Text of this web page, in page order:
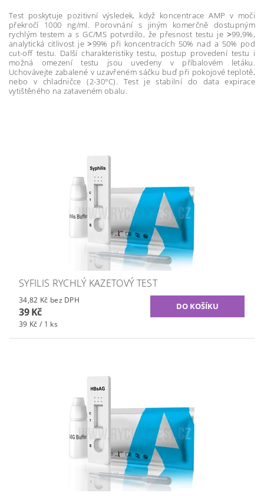
Test poskytuje pozitivní výsledek, když koncentrace AMP v moči
překročí 1000 ng/ml. Porovnání s jiným komerčně dostupným
rychlým testem a s GC/MS potvrdilo, že přesnost testu je ˃99,9%,
analytická citlivost je ˃99% při koncentracích 50% nad a 50% pod
cut-off testu. Další charakteristiky testu, postup provedení testu i
možná omezení testu jsou uvedeny v příbalovém letáku.
Uchovávejte zabalené v uzavřeném sáčku buď při pokojové teplotě,
nebo v chladničce (2-30°C). Test je stabilní do data expirace
vytištěného na zataveném obalu.
SYFILIS RYCHLÝ KAZETOVÝ TEST
34,82 Kč bez DPH
39 Kč
39 Kč / 1 ks